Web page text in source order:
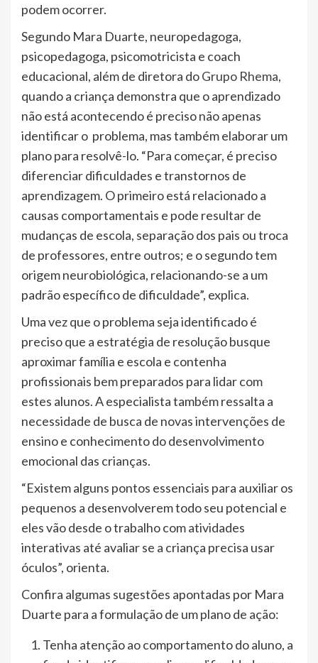
podem ocorrer.
Segundo Mara Duarte, neuropedagoga,
psicopedagoga, psicomotricista e coach
educacional, além de diretora doGrupo Rhema,
quando a criança demonstra que o aprendizado
não está acontecendo é preciso não apenas
identificar o problema, mas também elaborar um
plano para resolvê-lo. “Para começar, é preciso
diferenciar dificuldades e transtornos de
aprendizagem. O primeiro está relacionado a
causas comportamentais e pode resultar de
mudanças de escola, separação dos pais ou troca
de professores, entre outros; e o segundo tem
origem neurobiológica, relacionando-se a um
padrão específico de dificuldade”, explica.
Uma vez que o problema seja identificado é
preciso que a estratégia de resolução busque
aproximar família e escola e contenha
profissionais bem preparados para lidar com
estes alunos. A especialista também ressalta a
necessidade de busca de novas intervenções de
ensino e conhecimento do desenvolvimento
emocional das crianças.
“Existem alguns pontos essenciais para auxiliar os
pequenos a desenvolverem todo seu potencial e
eles vão desde o trabalho com atividades
interativas até avaliar se a criança precisa usar
óculos”, orienta.
Confira algumas sugestões apontadas por Mara
Duarte para a formulação de um plano de ação:
Tenha atenção ao comportamento do aluno, a